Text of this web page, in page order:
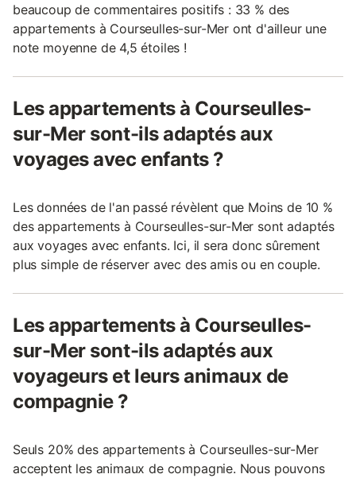
beaucoup de commentaires positifs : 33 % des
appartements à Courseulles-sur-Mer ont d'ailleur une
note moyenne de 4,5 étoiles !
Les appartements à Courseulles-
sur-Mer sont-ils adaptés aux
voyages avec enfants ?
Les données de l'an passé révèlent que Moins de 10 %
des appartements à Courseulles-sur-Mer sont adaptés
aux voyages avec enfants. Ici, il sera donc sûrement
plus simple de réserver avec des amis ou en couple.
Les appartements à Courseulles-
sur-Mer sont-ils adaptés aux
voyageurs et leurs animaux de
compagnie ?
Seuls 20% des appartements à Courseulles-sur-Mer
acceptent les animaux de compagnie. Nous pouvons